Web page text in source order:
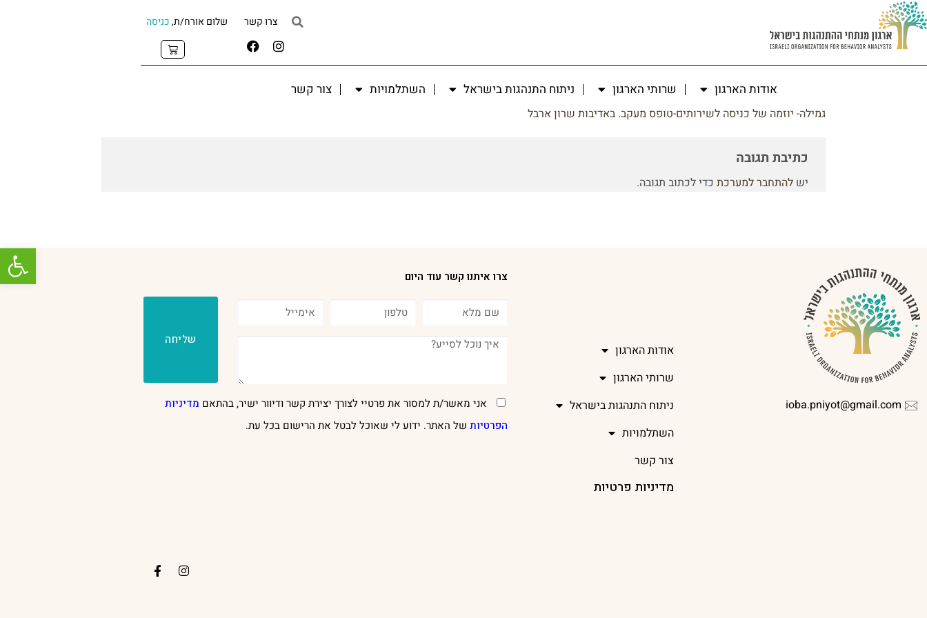
צרו קשר שלום אורח/ת,כניסה
אודות הארגון שרותי הארגון ניתוח התנהגות בישראל השתלמויות צור קשר
גמילה- יוזמה של כניסה לשירותים-טופס מעקב. באדיבות שרון ארבל
כתיבת תגובה
יש להתחבר למערכת כדי לכתוב תגובה.
ioba.pniyot@gmail.com
אודות הארגון
שרותי הארגון
ניתוח התנהגות בישראל
השתלמויות
צור קשר
מדיניות פרטיות
צרו איתנו קשר עוד היום
אני מאשר/ת למסור את פרטיי לצורך יצירת קשר ודיוור ישיר, בהתאם מדיניות
הפרטיותשל האתר. ידוע לי שאוכל לבטל את הרישום בכל עת.
שליחה